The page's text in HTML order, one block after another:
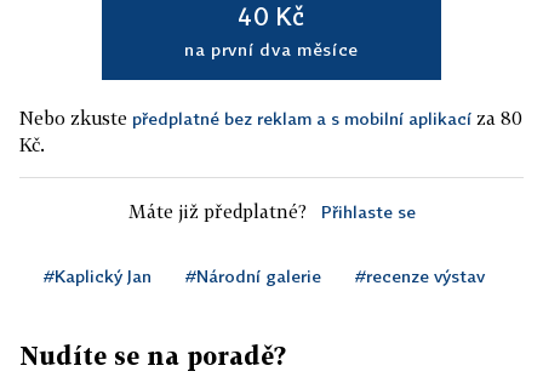
40 Kč
na první dva měsíce
Nebo zkuste předplatné bez reklam a s mobilní aplikací za 80
Kč.
Máte již předplatné? Přihlaste se
#Kaplický Jan #Národní galerie #recenze výstav
Nudíte se na poradě?